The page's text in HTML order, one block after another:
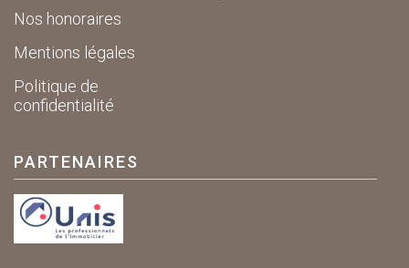
Nos honoraires
Mentions légales
Politique de
confidentialité
PARTENAIRES